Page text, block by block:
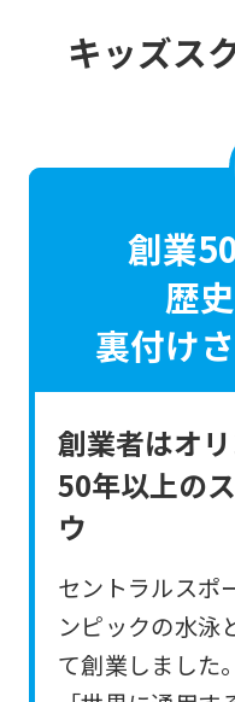
キッズス
創業
歴
裏付け
創業者はオリ
50年以上の
ウ
セントラルスポ
ンピックの水泳
て創業しました。